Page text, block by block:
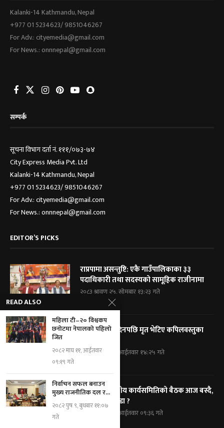
Kalanki-14 Kathmandu, Nepal
+977 01 5234623/ 9851046267
For Adv.: cityemedia@gmail.com
For News.: onnnepal@gmail.com
सम्पर्क
सूचना विभाग दर्ता नं. १११/०७३-७४
City Express Media Pvt. Ltd
Kalanki-14 Kathmandu, Nepal
+977 01 5234623/ 9851046267
For Adv.: cityemedia@gmail.com
For News.: onnnepal@gmail.com
EDITOR’S PICKS
राप्रपामा असन्तुष्टि: एकै गाउँपालिकाका ३३
पदाधिकारी तथा सदस्यको सामूहिक राजीनामा
२०८३ श्रावण २५, सोमबार १३:२३ गते
हराएको तीन दिनपछि मृत भेटिए कपिलवस्तुका
२०८३ श्रावण २४, आईतवार १४:२५ गते
कांग्रेसको केन्द्रीय कार्यसमितिको बैठक आज बस्दै,
के के छन् एजेण्डा ?
२०८३ श्रावण २४, आईतवार ०९:३६ गते
READ ALSO
महिला टी–२० विश्वकप
छनोटमा नेपालको पहिलो
जित
२०८२ माघ ११, आईतवार
०९:१९ गते
निर्वाचन सफल बनाउन
मुख्य राजनीतिक दल र...
२०८२ पुष ९, बुधबार ११:०७
गते